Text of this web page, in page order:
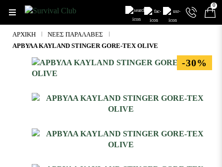
0
ΑΡΧΙΚΉ
ΝΈΕΣ ΠΑΡΑΛΑΒΈΣ
ΑΡΒΥΛΑ KAYLAND STINGER GORE-TEX OLIVE
-30%